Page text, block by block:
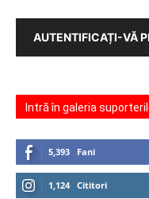
AUTENTIFICAȚI-VĂ
Intră în galeria
5,393 Fani
1,124 Cititori